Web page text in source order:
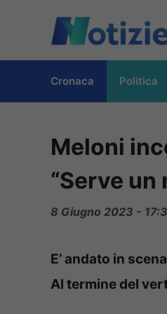
contenuto
Cronaca Politica
Meloni
“Serve un
8 Giugno 2023 -
E’ andato in
Al termine del